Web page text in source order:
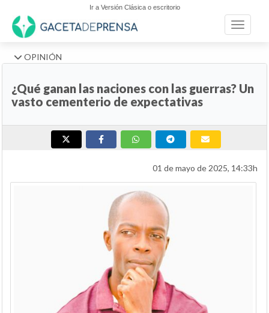
Ir a Versión Clásica o escritorio
Toggle
OPINIÓN
¿Qué ganan las naciones con las guerras? Un
vasto cementerio de expectativas
01 de mayo de 2025, 14:33h